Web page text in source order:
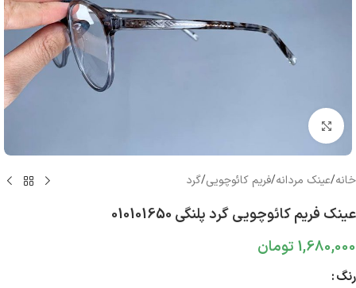
بزرگنمایی تصویر
خانه/عینک مردانه/فریم کائوچویی/گرد
عینک فریم کائوچویی گرد پلنگی 010101650
1,680,000 تومان
رنگ